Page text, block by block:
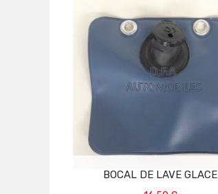
BOCAL DE LAVE GLACE